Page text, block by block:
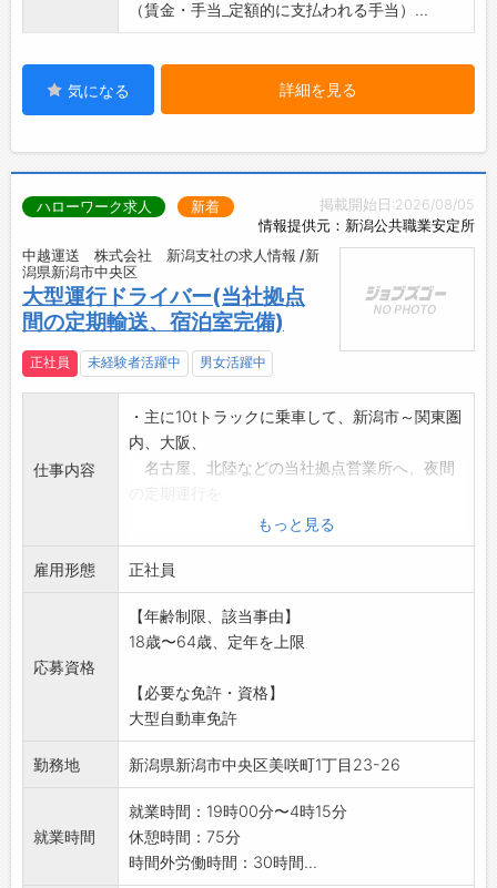
（賃金・手当_定額的に支払われる手当）...
気になる 詳細を見る
掲載開始日:2026/08/05
情報提供元：新潟公共職業安定所
ハローワーク求人 新着
中越運送 株式会社 新潟支社の求人情報 /新
潟県新潟市中央区
大型運行ドライバー(当社拠点
間の定期輸送、宿泊室完備)
正社員 未経験者活躍中 男女活躍中
仕事内容
・主に10tトラックに乗車して、新潟市～関東圏
内、大阪、
名古屋、北陸などの当社拠点営業所へ、夜間
行って頂きます。
・夕方～夜にかけて出勤し、自分が担当する運
行ルートの荷物を
積み込み出発します。その後2～3ヶ所の拠点
営業所に立ち寄り
都度荷物の取り卸しや積み込みを行います。
営業所で業務終了となります。(往路)
・復路の運行ルートは、基本的に上記の逆ルー
トとなります。
・主な荷物:食料品(非冷蔵)、日用雑貨、工業製
※先輩ドライバーが最低でも2ヶ月前後は添乗指
導を行います。
※変更範囲:会社の定める範囲
もっと見る
雇用形態 正社員
応募資格
【年齢制限、該当事由】
18歳〜64歳、定年を上限
【必要な免許・資格】
大型自動車免許
勤務地 新潟県新潟市中央区美咲町1丁目23-26
就業時間
就業時間：19時00分〜4時15分
休憩時間：75分
時間外労働時間：30時間...